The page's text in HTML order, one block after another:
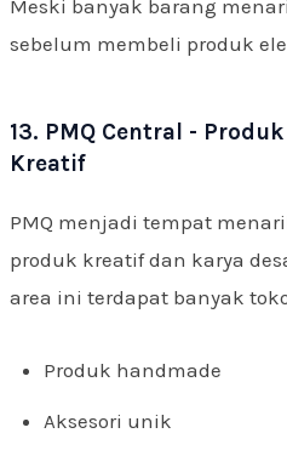
Meski banyak barang
sebelum membeli produk
13. PMQ Central -
Kreatif
PMQ menjadi tempat
produk kreatif dan karya
area ini terdapat banyak
Produk handmade
Aksesori unik